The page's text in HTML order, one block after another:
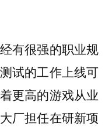
有很强的职业规
试的工作上线可
更高的游戏从业
厂担任在研新项